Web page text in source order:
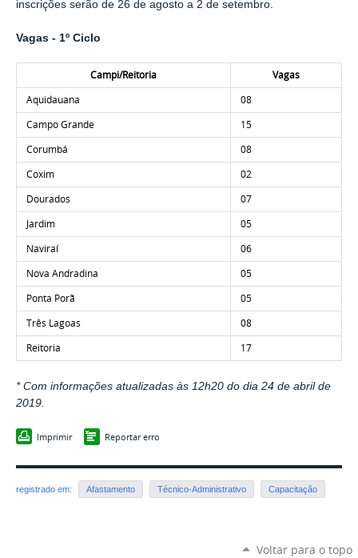
inscrições serão de 26 de agosto a 2 de setembro.
Vagas - 1º Ciclo
Campi/Reitoria
Vagas
Aquidauana
08
Campo Grande
15
Corumbá
08
Coxim
02
Dourados
07
Jardim
05
Naviraí
06
Nova Andradina
05
Ponta Porã
05
Três Lagoas
08
Reitoria
17
* Com informações atualizadas às 12h20 do dia 24 de abril de
2019.
Imprimir Reportar erro
registrado em: Afastamento Técnico-Administrativo Capacitação
Voltar para o topo